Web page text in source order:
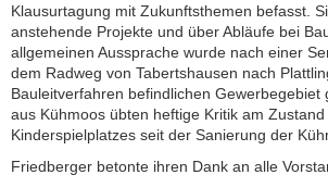
Klausurtagung mit Zukunftsthemen befasst.
anstehende Projekte und über Abläufe bei
allgemeinen Aussprache wurde nach einer
dem Radweg von Tabertshausen nach
Bauleitverfahren befindlichen Gewerbegebiet
aus Kühmoos übten heftige Kritik am Zustand
Kinderspielplatzes seit der Sanierung der
Friedberger betonte ihren Dank an alle